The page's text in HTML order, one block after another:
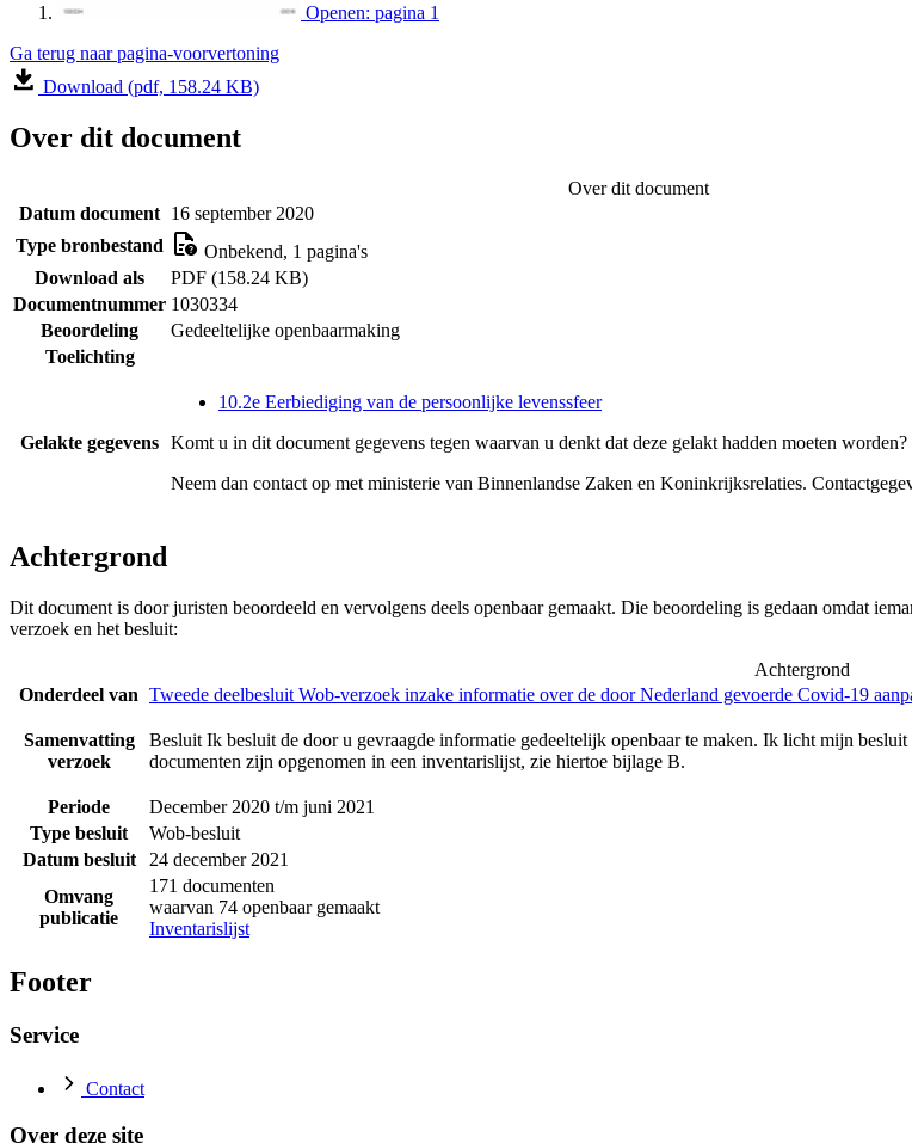
Openen: pagina 1
Ga terug naar pagina-voorvertoning
Download (pdf, 158.24 KB)
Over dit document
Over dit document
Datum document 16 september 2020
Type bronbestand
Onbekend, 1 pagina's
Download als
PDF (158.24 KB)
Documentnummer 1030334
Beoordeling
Gedeeltelijke openbaarmaking
Toelichting
Gelakte gegevens
10.2e Eerbiediging van de persoonlijke levenssfeer
Komt u in dit document gegevens tegen waarvan u denkt dat deze gelakt hadden moeten
Neem dan contact op met ministerie van Binnenlandse Zaken en Koninkrijksrelaties.
Achtergrond
Dit document is door juristen beoordeeld en vervolgens deels openbaar gemaakt. Die beoordeling is gedaan omdat
verzoek en het besluit:
Achtergrond
Onderdeel van Tweede deelbesluit Wob-verzoek inzake informatie over de door Nederland gevoerde Covid-19
Samenvatting
verzoek
Besluit Ik besluit de door u gevraagde informatie gedeeltelijk openbaar te maken. Ik licht mijn
documenten zijn opgenomen in een inventarislijst, zie hiertoe bijlage B.
Periode
December 2020 t/m juni 2021
Type besluit
Wob-besluit
Datum besluit
24 december 2021
Omvang
publicatie
171 documenten
waarvan 74 openbaar gemaakt
Inventarislijst
Footer
Service
Contact
Over deze site